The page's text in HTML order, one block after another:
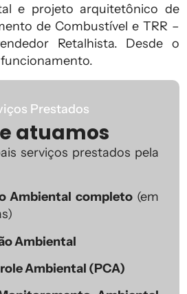
e projeto arquitetônico de
de Combustível e TRR –
Retalhista. Desde o
Prestados
atuamos
serviços prestados pela
Ambiental completo(em
Ambiental
Ambiental (PCA)